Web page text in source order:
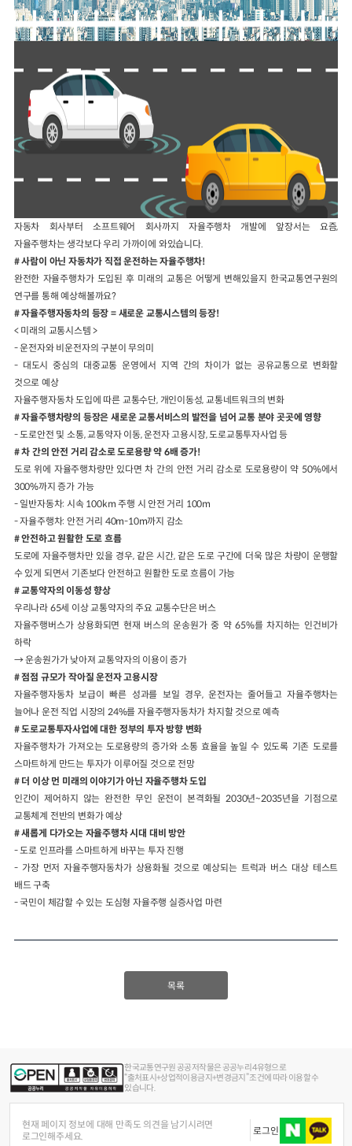
자동차 회사부터 소프트웨어 회사까지 자율주행차 개발에 앞장서는 요즘,
자율주행차는 생각보다 우리 가까이에 와있습니다.
# 사람이 아닌 자동차가 직접 운전하는 자율주행차!
완전한 자율주행차가 도입된 후 미래의 교통은 어떻게 변해있을지 한국교통연구원의
연구를 통해 예상해볼까요?
# 자율주행자동차의 등장 = 새로운 교통시스템의 등장!
< 미래의 교통시스템 >
- 운전자와 비운전자의 구분이 무의미
- 대도시 중심의 대중교통 운영에서 지역 간의 차이가 없는 공유교통으로 변화할
것으로 예상
자율주행자동차 도입에 따른 교통수단, 개인이동성, 교통네트워크의 변화
# 자율주행차량의 등장은 새로운 교통서비스의 발전을 넘어 교통 분야 곳곳에 영향
- 도로안전 및 소통, 교통약자 이동, 운전자 고용시장, 도로교통투자사업 등
# 차 간의 안전 거리 감소로 도로용량 약 6배 증가!
도로 위에 자율주행차량만 있다면 차 간의 안전 거리 감소로 도로용량이 약 50%에서
300%까지 증가 가능
- 일반자동차: 시속 100km 주행 시 안전 거리 100m
- 자율주행차: 안전 거리 40m-10m까지 감소
# 안전하고 원활한 도로 흐름
도로에 자율주행차만 있을 경우, 같은 시간, 같은 도로 구간에 더욱 많은 차량이 운행할
수 있게 되면서 기존보다 안전하고 원활한 도로 흐름이 가능
# 교통약자의 이동성 향상
우리나라 65세 이상 교통약자의 주요 교통수단은 버스
자율주행버스가 상용화되면 현재 버스의 운송원가 중 약 65%를 차지하는 인건비가
하락
→ 운송원가가 낮아져 교통약자의 이용이 증가
# 점점 규모가 작아질 운전자 고용시장
자율주행자동차 보급이 빠른 성과를 보일 경우, 운전자는 줄어들고 자율주행차는
늘어나 운전 직업 시장의 24%를 자율주행자동차가 차지할 것으로 예측
# 도로교통투자사업에 대한 정부의 투자 방향 변화
자율주행차가 가져오는 도로용량의 증가와 소통 효율을 높일 수 있도록 기존 도로를
스마트하게 만드는 투자가 이루어질 것으로 전망
​# 더 이상 먼 미래의 이야기가 아닌 자율주행차 도입
인간이 제어하지 않는 완전한 무인 운전이 본격화될 2030년~2035년을 기점으로
교통체계 전반의 변화가 예상
# 새롭게 다가오는 자율주행차 시대 대비 방안
- 도로 인프라를 스마트하게 바꾸는 투자 진행
- 가장 먼저 자율주행자동차가 상용화될 것으로 예상되는 트럭과 버스 대상 테스트
배드 구축
- 국민이 체감할 수 있는 도심형 자율주행 실증사업 마련
목록
한국교통연구원 공공저작물은 공공누리 4유형으로
“출처표시+상업적이용금지+변경금지” 조건에 따라 이용할 수
있습니다.
현재 페이지 정보에 대해 만족도 의견을 남기시려면
로그인해주세요.
로그인